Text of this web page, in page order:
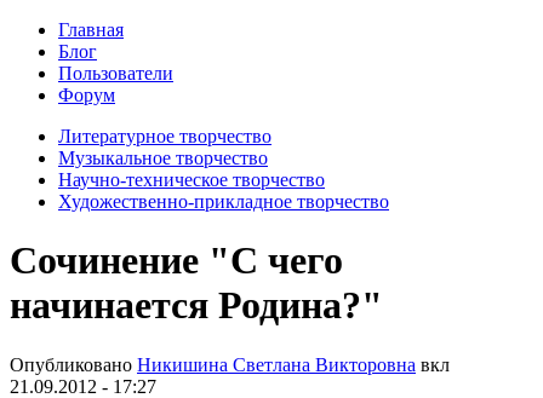
Главная
Блог
Пользователи
Форум
Литературное творчество
Музыкальное творчество
Научно-техническое творчество
Художественно-прикладное творчество
Сочинение "С чего
начинается Родина?"
Опубликовано Никишина Светлана Викторовна вкл
21.09.2012 - 17:27